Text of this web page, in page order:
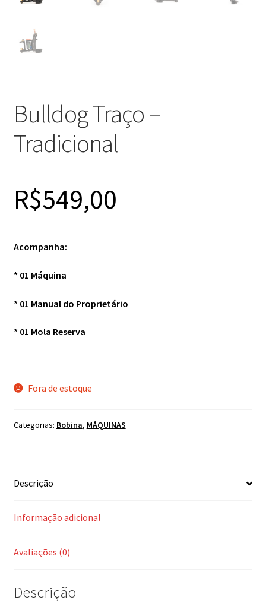
Bulldog Traço –
Tradicional
R$549,00
Acompanha:
* 01 Máquina
* 01 Manual do Proprietário
* 01 Mola Reserva
Fora de estoque
Categorias: Bobina, MÁQUINAS
Descrição
Informação adicional
Avaliações (0)
Descrição